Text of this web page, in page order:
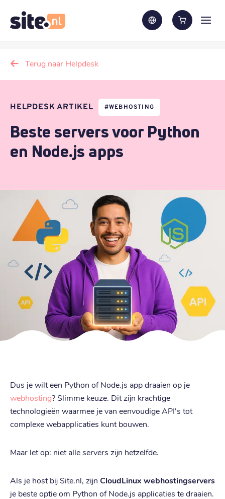
Terug naar Helpdesk
HELPDESK ARTIKEL #WEBHOSTING
Beste servers voor Python
en Node.js apps
Dus je wilt een Python of Node.js app draaien op je
webhosting? Slimme keuze. Dit zijn krachtige
technologieën waarmee je van eenvoudige API's tot
complexe webapplicaties kunt bouwen.
Maar let op: niet alle servers zijn hetzelfde.
Als je host bij Site.nl, zijn CloudLinux webhostingservers
je beste optie om Python of Node.js applicaties te draaien.